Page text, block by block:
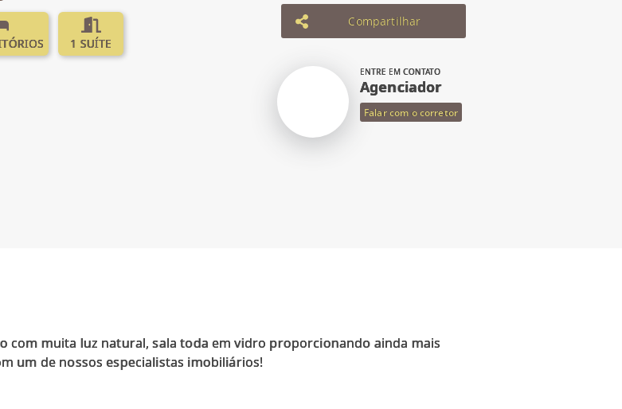
1 SUÍTE
Compartilhar
ENTRE EM CONTATO
Agenciador
Falar com o corretor
com muita luz natural, sala toda em vidro proporcionando ainda mais